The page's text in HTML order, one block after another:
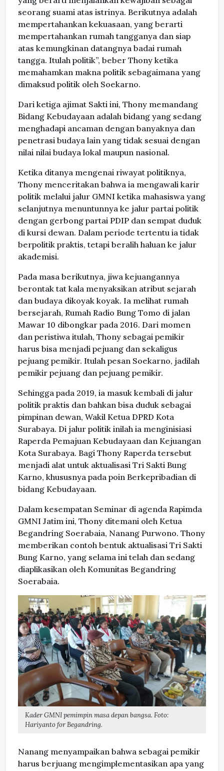
seorang suami atas istrinya. Berikutnya adalah
mempertahankan kekuasaan, yang berarti
mempertahankan rumah tangganya dan siap
atas kemungkinan datangnya badai rumah
tangga. Itulah politik”, beber Thony ketika
memahamkan makna politik sebagaimana yang
dimaksud politik oleh Soekarno.
Dari ketiga ajimat Sakti ini, Thony memandang
Bidang Kebudayaan adalah bidang yang sedang
menghadapi ancaman dengan banyaknya dan
penetrasi budaya lain yang tidak sesuai dengan
nilai nilai budaya lokal maupun nasional.
Ketika ditanya mengenai riwayat politiknya,
Thony menceritakan bahwa ia mengawali karir
politik melalui jalur GMNI ketika mahasiswa yang
selanjutnya menuntunnya ke jalur partai politik
dengan gerbong partai PDIP dan sempat duduk
di kursi dewan. Dalam periode tertentu ia tidak
berpolitik praktis, tetapi beralih haluan ke jalur
akademisi.
Pada masa berikutnya, jiwa kejuangannya
berontak tat kala menyaksikan atribut sejarah
dan budaya dikoyak koyak. Ia melihat rumah
bersejarah, Rumah Radio Bung Tomo di jalan
Mawar 10 dibongkar pada 2016. Dari momen
dan peristiwa itulah, Thony sebagai pemikir
harus bisa menjadi pejuang dan sekaligus
pejuang pemikir. Itulah pesan Soekarno, jadilah
pemikir pejuang dan pejuang pemikir.
Sehingga pada 2019, ia masuk kembali di jalur
politik praktis dan bahkan bisa duduk sebagai
pimpinan dewan, Wakil Ketua DPRD Kota
Surabaya. Di jalur politik inilah ia menginisiasi
Raperda Pemajuan Kebudayaan dan Kejuangan
Kota Surabaya. Bagi Thony Raperda tersebut
menjadi alat untuk aktualisasi Tri Sakti Bung
Karno, khususnya pada poin Berkepribadian di
bidang Kebudayaan.
Dalam kesempatan Seminar di agenda Rapimda
GMNI Jatim ini, Thony ditemani oleh Ketua
Begandring Soerabaia, Nanang Purwono. Thony
memberikan contoh bentuk aktualisasi Tri Sakti
Bung Karno, yang selama ini telah dan sedang
diaplikasikan oleh Komunitas Begandring
Soerabaia.
Kader GMNI pemimpin masa depan bangsa. Foto:
Hariyanto for Begandring.
Nanang menyampaikan bahwa sebagai pemikir
harus berjuang mengimplementasikan apa yang